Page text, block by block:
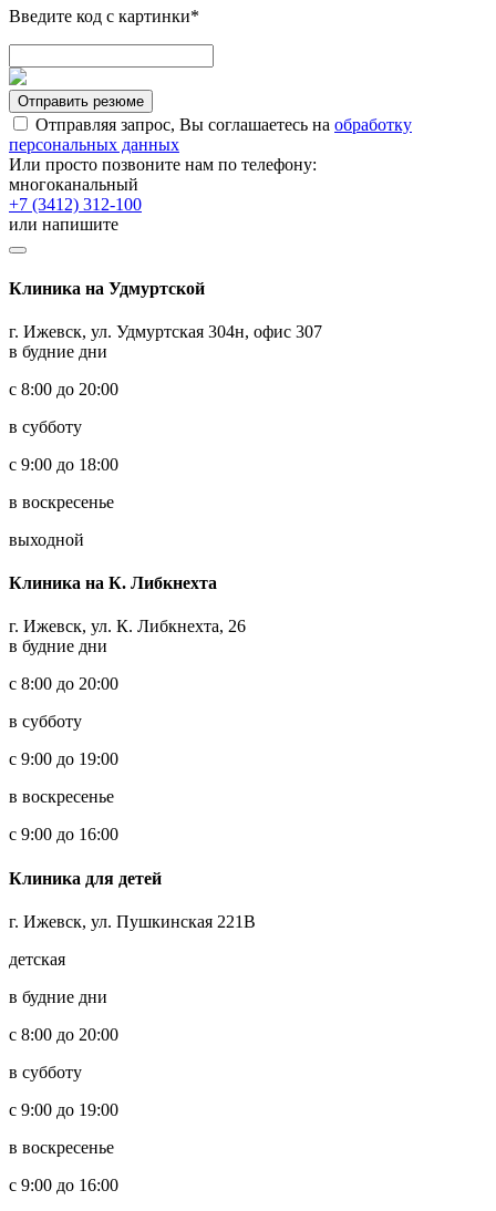
Введите код с картинки*
Отправить резюме
Отправляя запрос, Вы соглашаетесь на обработку
персональных данных
Или просто позвоните нам по телефону:
многоканальный
+7 (3412) 312-100
или напишите
Клиника на Удмуртской
г. Ижевск, ул. Удмуртская 304н, офис 307
в будние дни
с 8:00 до 20:00
в субботу
с 9:00 до 18:00
в воскресенье
выходной
Клиника на К. Либкнехта
г. Ижевск, ул. К. Либкнехта, 26
в будние дни
с 8:00 до 20:00
в субботу
с 9:00 до 19:00
в воскресенье
с 9:00 до 16:00
Клиника для детей
г. Ижевск, ул. Пушкинская 221В
детская
в будние дни
с 8:00 до 20:00
в субботу
с 9:00 до 19:00
в воскресенье
с 9:00 до 16:00